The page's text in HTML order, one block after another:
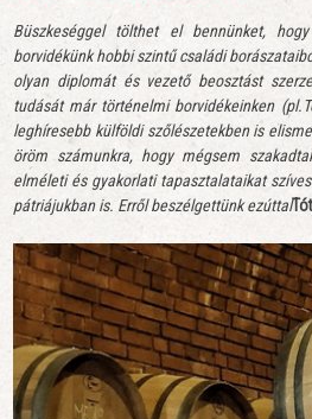
Büszkeséggel tölthet el bennünket,
borvidékünk hobbi szintű családi
olyan diplomát és vezető beosztást
tudását már történelmi borvidékeinken
leghíresebb külföldi szőlészetekben is
öröm számunkra, hogy mégsem
elméleti és gyakorlati tapasztalataikat
pátriájukban is. Erről beszélgettünk ezúttal